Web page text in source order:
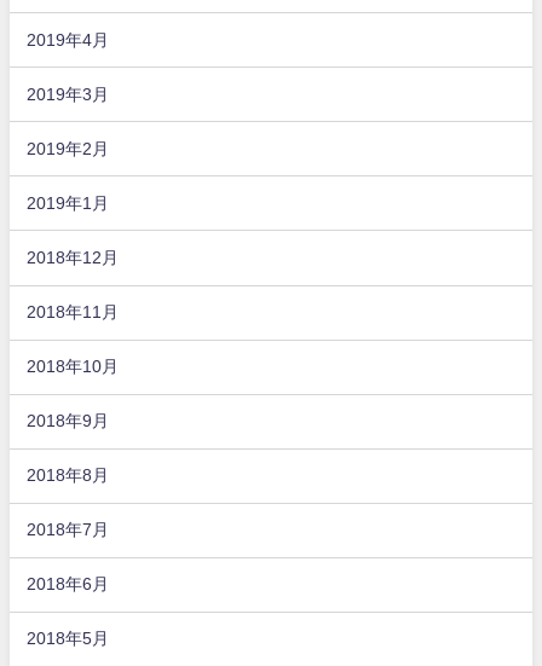
2019年4月
2019年3月
2019年2月
2019年1月
2018年12月
2018年11月
2018年10月
2018年9月
2018年8月
2018年7月
2018年6月
2018年5月